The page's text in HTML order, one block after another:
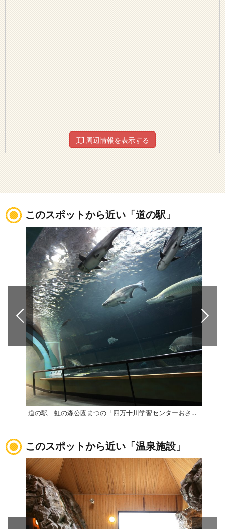
周辺情報を表示する
このスポットから近い「道の駅」
道の駅 虹の森公園まつの「四万十川学習センターおさかな館」
このスポットから近い「温泉施設」